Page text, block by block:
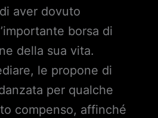
aver dovuto
borsa di
della sua vita.
le propone di
per qualche
compenso, affinché